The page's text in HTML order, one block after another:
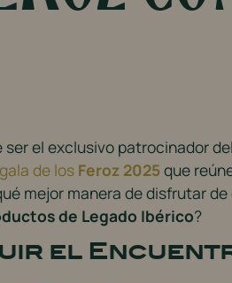
ser el exclusivo patrocinador del
gala de los Feroz 2025que
mejor manera de disfrutar
de Legado Ibérico?
el